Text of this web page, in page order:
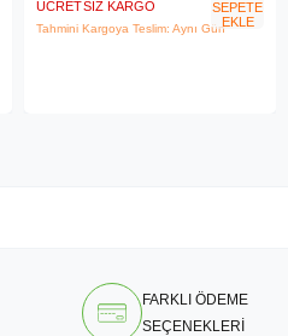
ÜCRETSIZ KARGO
Tahmini Kargoya Teslim: Aynı Gün
SEPETE
EKLE
FARKLI ÖDEME
SEÇENEKLERİ